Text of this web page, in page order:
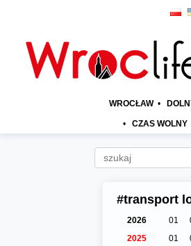
WROCŁAW •
• CZAS WOLNY
#transport
2026 01
2025
01